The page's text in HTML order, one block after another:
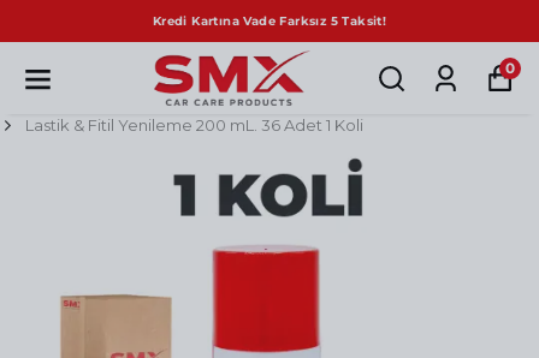
0
Lastik & Fitil Yenileme 200 mL. 36 Adet 1 Koli